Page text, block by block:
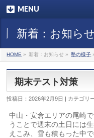
MENU
新着：お知らせ
HOME » 新着：お知らせ » 塾の様子
期末テスト対策
投稿日：2026年2月9日 | カテゴリ
中山・安倉エリアの尾崎
うことで週末の土日には
えこみ、雪も積もった中